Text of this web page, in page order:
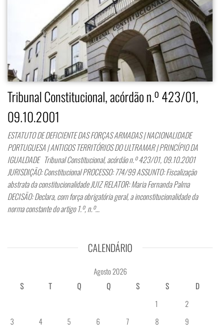
Tribunal Constitucional, acórdão n.º 423/01,
09.10.2001
ESTATUTO DE DEFICIENTE DAS FORÇAS ARMADAS | NACIONALIDADE
PORTUGUESA | ANTIGOS TERRITÓRIOS DO ULTRAMAR | PRINCÍPIO DA
IGUALDADE Tribunal Constitucional, acórdão n.º 423/01, 09.10.2001
JURISDIÇÃO: Constitucional PROCESSO: 774/99 ASSUNTO: Fiscalização
abstrata da constitucionalidade JUIZ RELATOR: Maria Fernanda Palma
DECISÃO: Declara, com força obrigatória geral, a inconstitucionalidade da
norma constante do artigo 1.º, n.º…
CALENDÁRIO
Agosto 2026
S
T Q Q S S
D
1
2
3
4 5 6 7 8
9